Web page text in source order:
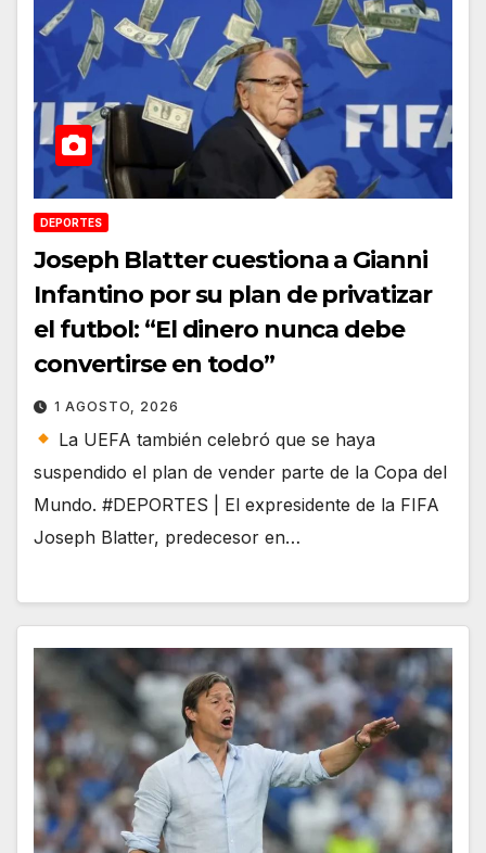
DEPORTES
Joseph Blatter cuestiona a Gianni
Infantino por su plan de privatizar
el futbol: “El dinero nunca debe
convertirse en todo”
1 AGOSTO, 2026
La UEFA también celebró que se haya
suspendido el plan de vender parte de la Copa del
Mundo. #DEPORTES | El expresidente de la FIFA
Joseph Blatter, predecesor en…